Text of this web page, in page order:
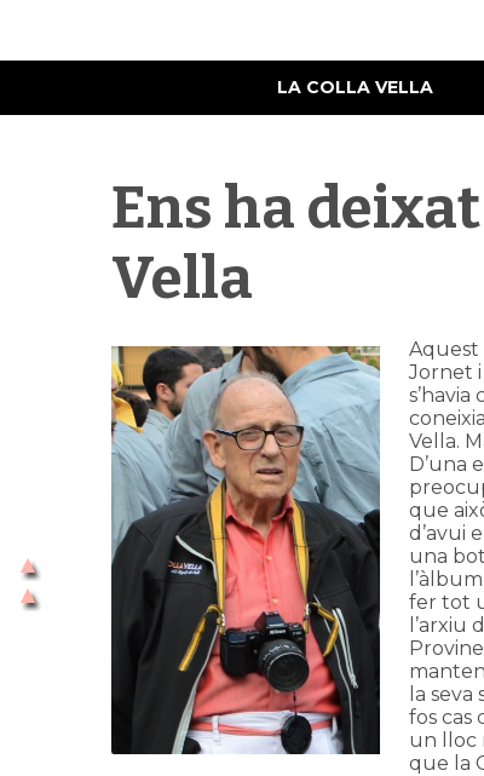
LA COLLA VELLA
Ens ha
Vella
Aquest
Jornet i
Vella.
D’una
que
d’avui
una
fer tot
l’arxiu
la
fos cas
un lloc
que la